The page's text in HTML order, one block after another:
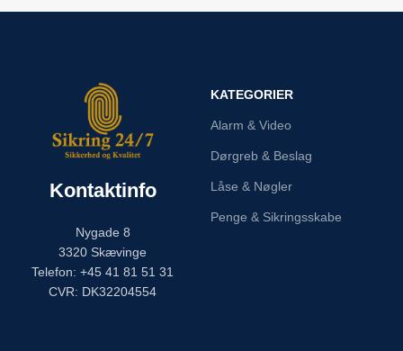
Kontaktinfo
Nygade 8
3320 Skævinge
Telefon: +45 41 81 51 31
CVR: DK32204554
KATEGORIER
Alarm & Video
Dørgreb & Beslag
Låse & Nøgler
Penge & Sikringsskabe